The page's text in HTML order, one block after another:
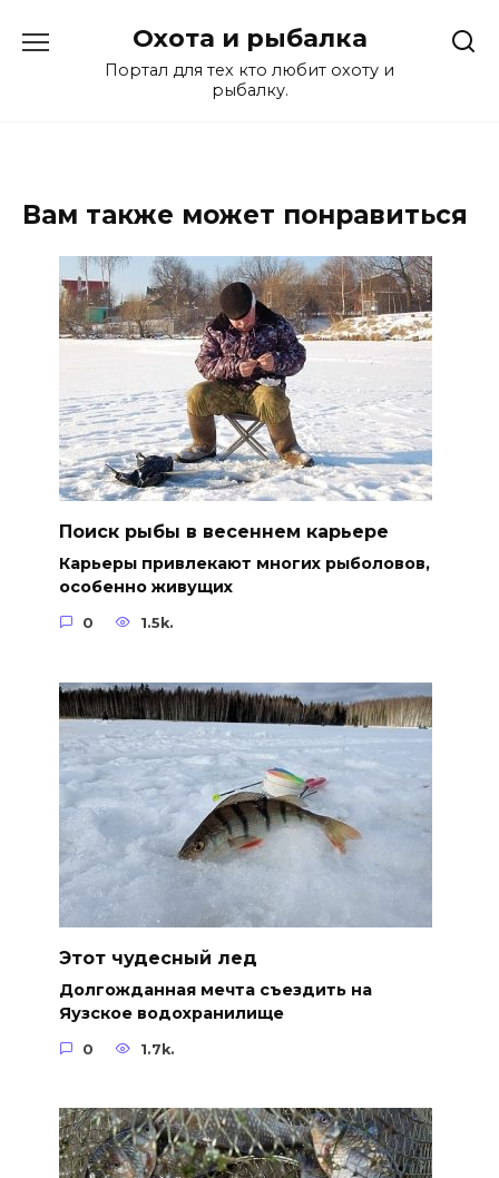
содержанию
Охота и рыбалка
Портал для тех кто любит охоту и
рыбалку.
Вам также может понравиться
Поиск рыбы в весеннем карьере
Карьеры привлекают многих рыболовов,
особенно живущих
0 1.5k.
Этот чудесный лед
Долгожданная мечта съездить на
Яузское водохранилище
0 1.7k.